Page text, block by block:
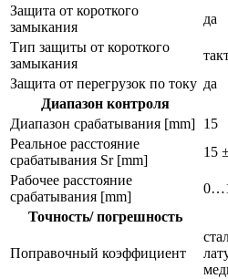
Защита от короткого
замыкания
да
Тип защиты от короткого
замыкания
Защита от перегрузок по току да
Диапазон контроля
Диапазон срабатывания [mm] 15
Реальное расстояние
срабатывания Sr [mm]
15
Рабочее расстояние
срабатывания [mm]
Точность/ погрешность
Поправочный коэффициент